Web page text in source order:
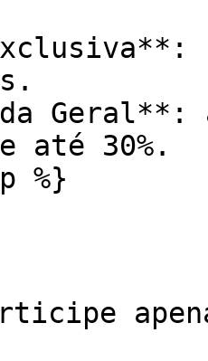
Geral**:
até 30%.